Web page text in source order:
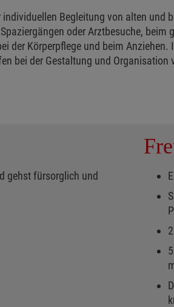
Begleitung von alten und
oder Arztbesuche,
der Körperpflege und beim
bei der Gestaltung und
gehst fürsorglich und